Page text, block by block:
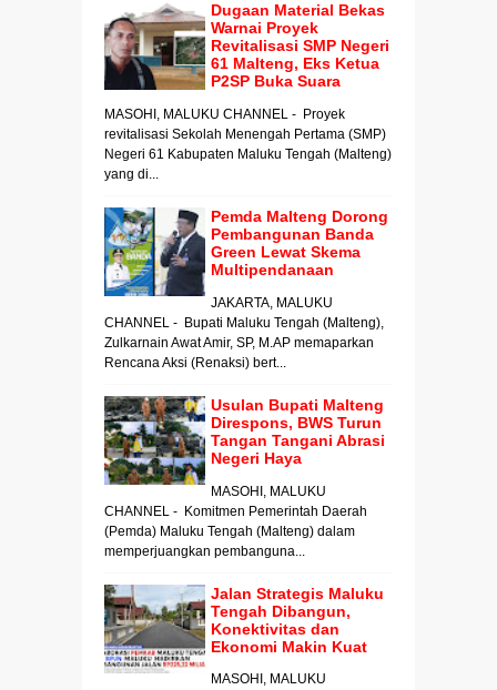
Dugaan Material Bekas
Warnai Proyek
Revitalisasi SMP Negeri
61 Malteng, Eks Ketua
P2SP Buka Suara
MASOHI, MALUKU CHANNEL - Proyek
revitalisasi Sekolah Menengah Pertama (SMP)
Negeri 61 Kabupaten Maluku Tengah (Malteng)
yang di...
Pemda Malteng Dorong
Pembangunan Banda
Green Lewat Skema
Multipendanaan
JAKARTA, MALUKU
CHANNEL - Bupati Maluku Tengah (Malteng),
Zulkarnain Awat Amir, SP, M.AP memaparkan
Rencana Aksi (Renaksi) bert...
Usulan Bupati Malteng
Direspons, BWS Turun
Tangan Tangani Abrasi
Negeri Haya
MASOHI, MALUKU
CHANNEL - Komitmen Pemerintah Daerah
(Pemda) Maluku Tengah (Malteng) dalam
memperjuangkan pembanguna...
Jalan Strategis Maluku
Tengah Dibangun,
Konektivitas dan
Ekonomi Makin Kuat
MASOHI, MALUKU